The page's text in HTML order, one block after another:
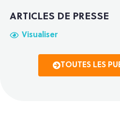
ARTICLES DE PRESSE
Visualiser
TOUTES LES